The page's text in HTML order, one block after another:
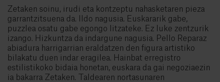
Zetaken soinu, irudi eta kontzeptu nahasketaren pieza
garrantzitsuena da. Ildo nagusia. Euskararik gabe,
puzzlea osatu gabe egongo litzateke. Ez luke zentzurik
izango. Hizkuntza da indargune nagusia. Pello Reparaz
abiadura harrigarrian eraldatzen den figura artistiko
bilakatu duen indar eragilea. Hainbat erregistro
estilistikoko bidaia honetan, euskara da gai negoziaezin
ia bakarra Zetaken. Taldearen nortasunaren